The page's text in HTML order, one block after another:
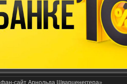
фан-сайт Арнольда Шварценеггера»